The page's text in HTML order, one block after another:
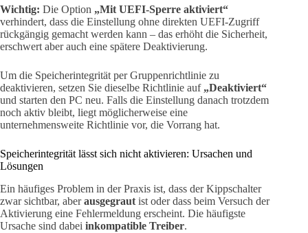
Wichtig: Die Option „Mit UEFI-Sperre aktiviert“
verhindert, dass die Einstellung ohne direkten UEFI-Zugriff
rückgängig gemacht werden kann – das erhöht die Sicherheit,
erschwert aber auch eine spätere Deaktivierung.
Um die Speicherintegrität per Gruppenrichtlinie zu
deaktivieren, setzen Sie dieselbe Richtlinie auf „Deaktiviert“
und starten den PC neu. Falls die Einstellung danach trotzdem
noch aktiv bleibt, liegt möglicherweise eine
unternehmensweite Richtlinie vor, die Vorrang hat.
Speicherintegrität lässt sich nicht aktivieren: Ursachen und
Lösungen
Ein häufiges Problem in der Praxis ist, dass der Kippschalter
zwar sichtbar, aberausgegraut ist oder dass beim Versuch der
Aktivierung eine Fehlermeldung erscheint. Die häufigste
Ursache sind dabei inkompatible Treiber.